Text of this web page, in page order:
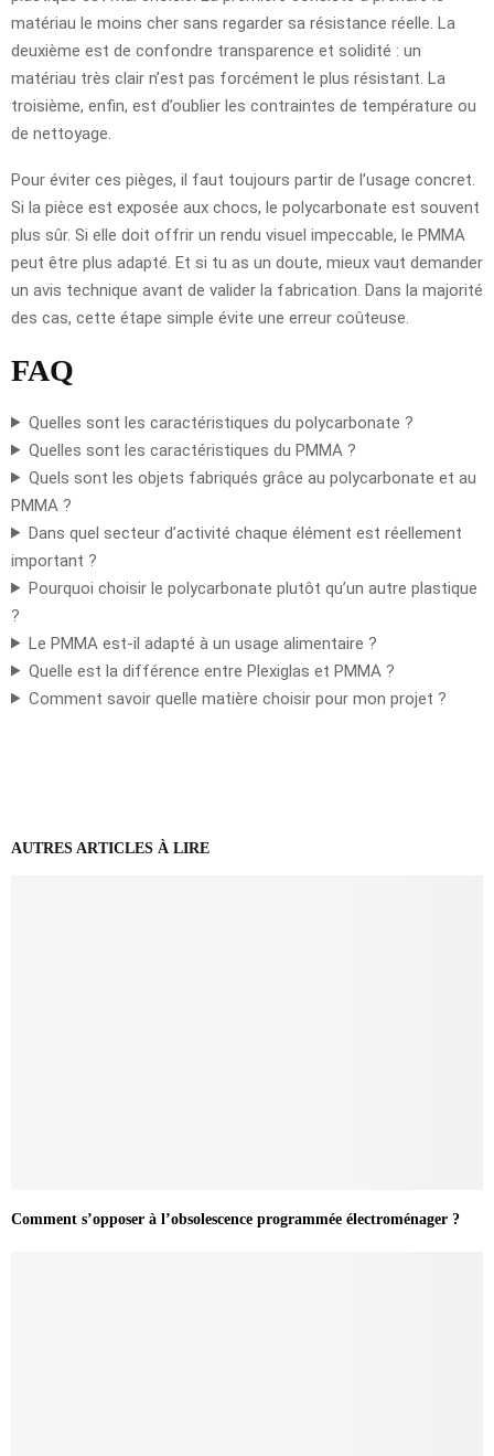
matériau le moins cher sans regarder sa résistance réelle. La
deuxième est de confondre transparence et solidité : un
matériau très clair n’est pas forcément le plus résistant. La
troisième, enfin, est d’oublier les contraintes de température ou
de nettoyage.
Pour éviter ces pièges, il faut toujours partir de l’usage concret.
Si la pièce est exposée aux chocs, le polycarbonate est souvent
plus sûr. Si elle doit offrir un rendu visuel impeccable, le PMMA
peut être plus adapté. Et si tu as un doute, mieux vaut demander
un avis technique avant de valider la fabrication. Dans la majorité
des cas, cette étape simple évite une erreur coûteuse.
FAQ
Quelles sont les caractéristiques du polycarbonate ?
Quelles sont les caractéristiques du PMMA ?
Quels sont les objets fabriqués grâce au polycarbonate et au
PMMA ?
Dans quel secteur d’activité chaque élément est réellement
important ?
Pourquoi choisir le polycarbonate plutôt qu’un autre plastique
?
Le PMMA est-il adapté à un usage alimentaire ?
Quelle est la différence entre Plexiglas et PMMA ?
Comment savoir quelle matière choisir pour mon projet ?
AUTRES ARTICLES À LIRE
Comment s’opposer à l’obsolescence programmée électroménager ?